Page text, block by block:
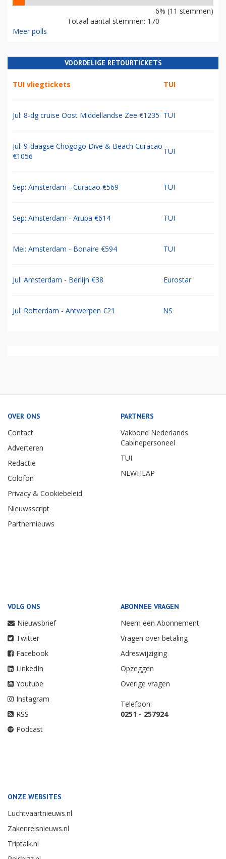
6% (11 stemmen)
Totaal aantal stemmen: 170
Meer polls
VOORDELIGE RETOURTICKETS
TUI vliegtickets TUI
Jul: 8-dg cruise Oost Middellandse Zee €1235 TUI
Jul: 9-daagse Chogogo Dive & Beach Curacao
€1056
TUI
Sep: Amsterdam - Curacao €569 TUI
Sep: Amsterdam - Aruba €614 TUI
Mei: Amsterdam - Bonaire €594 TUI
Jul: Amsterdam - Berlijn €38 Eurostar
Jul: Rotterdam - Antwerpen €21 NS
OVER ONS
Contact
Adverteren
Redactie
Colofon
Privacy & Cookiebeleid
Nieuwsscript
Partnernieuws
PARTNERS
Vakbond Nederlands
Cabinepersoneel
TUI
NEWHEAP
VOLG ONS
Nieuwsbrief
Twitter
Facebook
LinkedIn
Youtube
Instagram
RSS
Podcast
ABONNEE VRAGEN
Neem een Abonnement
Vragen over betaling
Adreswijziging
Opzeggen
Overige vragen
Telefoon:
0251 - 257924
ONZE WEBSITES
Luchtvaartnieuws.nl
Zakenreisnieuws.nl
Triptalk.nl